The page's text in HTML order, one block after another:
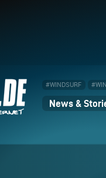
#WINDSURF
News &